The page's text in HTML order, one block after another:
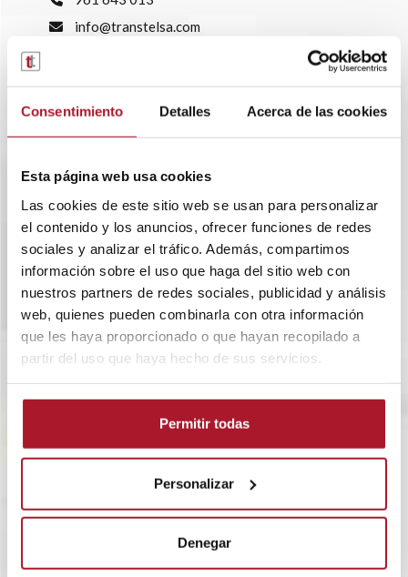
Consentimiento Detalles Acerca de las cookies
Esta página web usa cookies
Las cookies de este sitio web se usan para personalizar
el contenido y los anuncios, ofrecer funciones de redes
sociales y analizar el tráfico. Además, compartimos
información sobre el uso que haga del sitio web con
nuestros partners de redes sociales, publicidad y análisis
web, quienes pueden combinarla con otra información
que les haya proporcionado o que hayan recopilado a
partir del uso que haya hecho de sus servicios.
Permitir todas
Personalizar
Denegar
info@transtelsa.com
SOBRE TRANSTEL
BLOG
POLÍTICA CORPORATIVA
OFERTAS DE EMPLEO
NUESTRA FLOTA
Camión caja abierta